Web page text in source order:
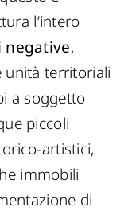
l’intero
negative,
unità territoriali
a soggetto
piccoli
artistici,
immobili
di